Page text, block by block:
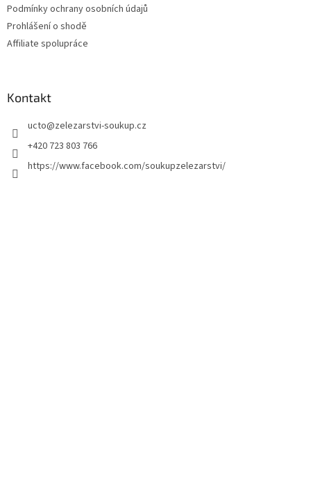
Podmínky ochrany osobních údajů
Prohlášení o shodě
Affiliate spolupráce
Kontakt
ucto@zelezarstvi-soukup.cz
+420 723 803 766
https://www.facebook.com/soukupzelezarstvi/